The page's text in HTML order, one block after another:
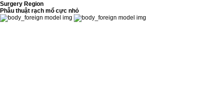
Surgery Region
Phẫu thuật rạch mổ cực nhỏ